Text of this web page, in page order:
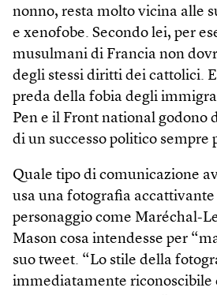
nonno, resta molto vicina alle
e xenofobe. Secondo lei, per
musulmani di Francia non
degli stessi diritti dei cattolici.
preda della fobia degli
Pen e il Front national godono
di un successo politico sempre
Quale tipo di comunicazione
usa una fotografia
personaggio come Maréchal-
Mason cosa intendesse per
suo tweet. “Lo stile della
immediatamente riconoscibile